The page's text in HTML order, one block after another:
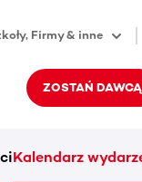
Firmy & inne
ZOSTAŃ DAWCĄ
Kalendarz